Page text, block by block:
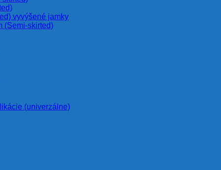
vyvýšené jamky
(Semi-skirted)
(univerzálne)